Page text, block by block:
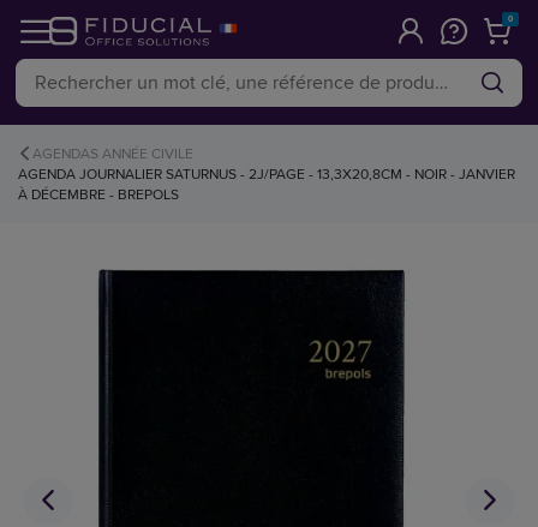
0
AGENDAS ANNÉE CIVILE
AGENDA JOURNALIER SATURNUS - 2J/PAGE - 13,3X20,8CM - NOIR - JANVIER
À DÉCEMBRE - BREPOLS